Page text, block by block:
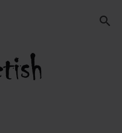
search